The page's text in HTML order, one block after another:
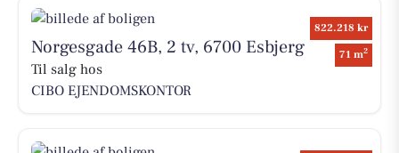
822.218 kr
71 m2
Norgesgade 46B, 2 tv, 6700 Esbjerg
Til salg hos
CIBO EJENDOMSKONTOR